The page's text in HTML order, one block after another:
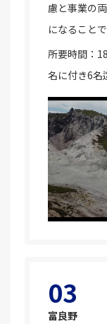
慮と事業の
になることで
所要時間：
名に付き6名
03
富良野